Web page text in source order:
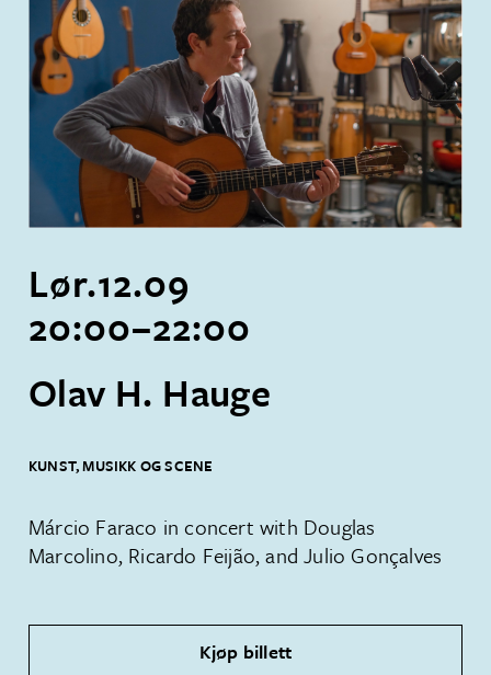
Olav H. Hauge
KUNST, MUSIKK OG SCENE
Lør.12.09
20:00–22:00
Kjøp billett
Márcio Faraco in concert with Douglas
Marcolino, Ricardo Feijão, and Julio Gonçalves